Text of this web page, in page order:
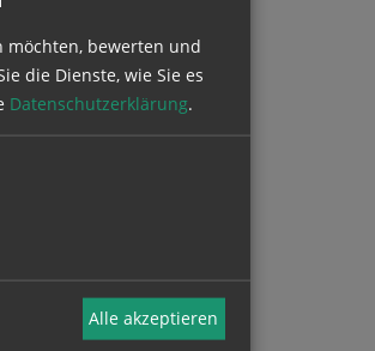
möchten, bewerten und
die Dienste, wie Sie es
Datenschutzerklärung.
Alle akzeptieren